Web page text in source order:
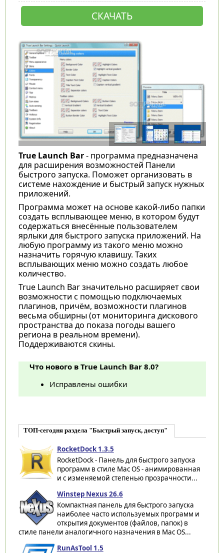
СКАЧАТЬ
True Launch Bar- программа предназначена
для расширения возможностей Панели
быстрого запуска. Поможет организовать в
системе нахождение и быстрый запуск нужных
приложений.
Программа может на основе какой-либо папки
создать всплывающее меню, в котором будут
содержаться внесённые пользователем
ярлыки для быстрого запуска приложений. На
любую программу из такого меню можно
назначить горячую клавишу. Таких
всплывающих меню можно создать любое
количество.
True Launch Bar значительно расширяет свои
возможности с помощью подключаемых
плагинов, причём, возможности плагинов
весьма обширны (от мониторинга дискового
пространства до показа погоды вашего
региона в реальном времени).
Поддерживаются скины.
Что нового в True Launch Bar 8.0?
Исправлены ошибки
ТОП-сегодня раздела "Быстрый запуск, доступ"
RocketDock 1.3.5
RocketDock - Панель для быстрого запуска
программ в стиле Mac OS - анимированная
и с изменяемой степенью прозрачности...
Winstep Nexus 26.6
Компактная панель для быстрого запуска
наиболее часто используемых программ и
открытия документов (файлов, папок) в
стиле панели аналогичного назначения в Mac OS...
RunAsTool 1.5